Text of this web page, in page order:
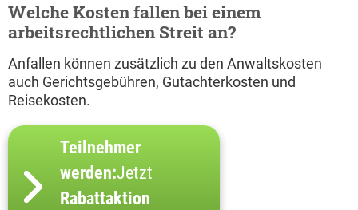
Welche Kosten fallen bei einem
arbeitsrechtlichen Streit an?
Anfallen können zusätzlich zu den Anwaltskosten
auch Gerichtsgebühren, Gutachterkosten und
Reisekosten.
Teilnehmer
werden:Jetzt
Rabattaktion